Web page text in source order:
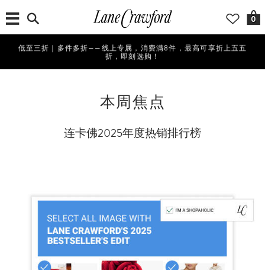
0
低至三折｜多件多折——线上专属，消费满8件，最高可享折上五五
折，即刻选购！
本周焦点
连卡佛2025年度热销排行榜